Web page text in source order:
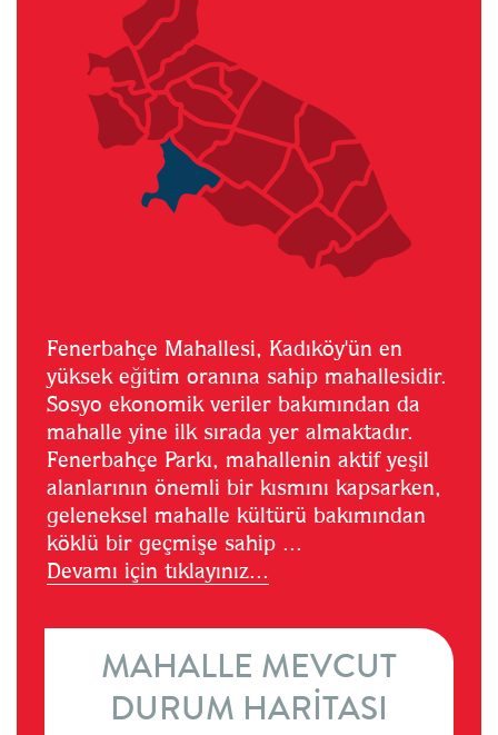
Fenerbahçe Mahallesi, Kadıköy'ün en
yüksek eğitim oranına sahip mahallesidir.
Sosyo ekonomik veriler bakımından da
mahalle yine ilk sırada yer almaktadır.
Fenerbahçe Parkı, mahallenin aktif yeşil
alanlarının önemli bir kısmını kapsarken,
geleneksel mahalle kültürü bakımından
köklü bir geçmişe sahip ...
Devamı için tıklayınız...
MAHALLE MEVCUT
DURUM HARİTASI